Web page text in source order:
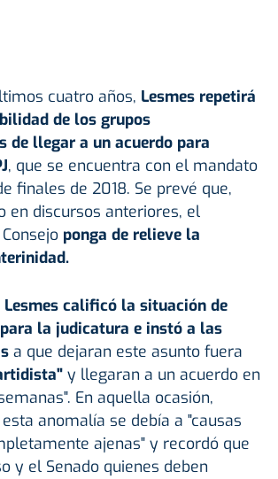
cuatro años, Lesmes repetirá
de los grupos
de llegar a un acuerdo para
, que se encuentra con el mandato
finales de 2018. Se prevé que,
en discursos anteriores, el
ponga de relieve la
Lesmes calificó la situación de
la judicatura e instó a las
a que dejaran este asunto fuera
y llegaran a un acuerdo en
En aquella ocasión,
anomalía se debía a "causas
ajenas" y recordó que
y el Senado quienes deben